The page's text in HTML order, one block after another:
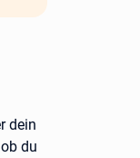
dein
du